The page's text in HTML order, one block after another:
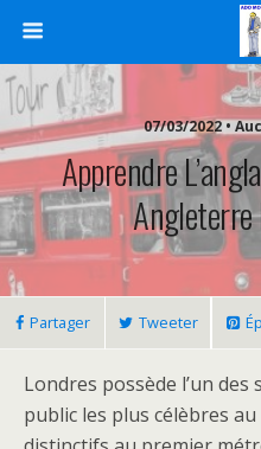
07/
Apprendre
Angleterre
Partager Tweeter
Londres possède l’un
public les plus célèbres